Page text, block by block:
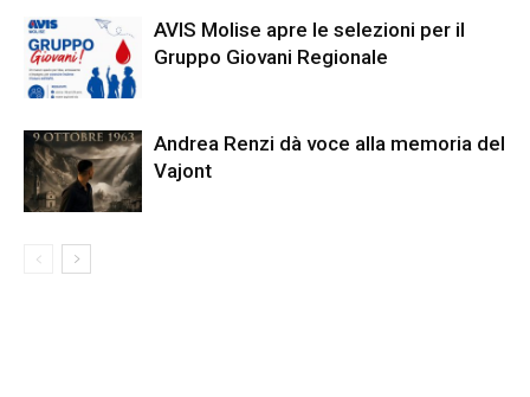
AVIS Molise apre le selezioni per il
Gruppo Giovani Regionale
Andrea Renzi dà voce alla memoria del
Vajont